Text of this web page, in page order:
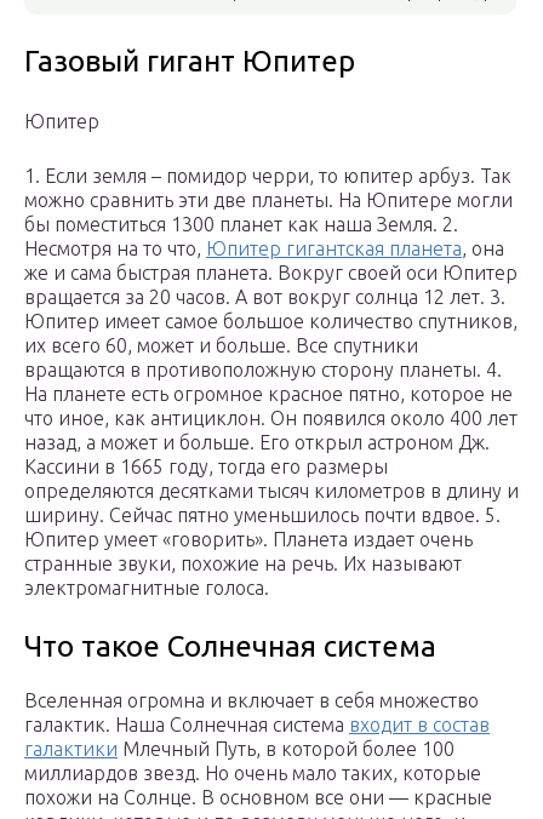
Газовый гигант Юпитер
Юпитер
1. Если земля – помидор черри, то юпитер арбуз. Так
можно сравнить эти две планеты. На Юпитере могли
бы поместиться 1300 планет как наша Земля. 2.
Несмотря на то что, Юпитер гигантская планета, она
же и сама быстрая планета. Вокруг своей оси Юпитер
вращается за 20 часов. А вот вокруг солнца 12 лет. 3.
Юпитер имеет самое большое количество спутников,
их всего 60, может и больше. Все спутники
вращаются в противоположную сторону планеты. 4.
На планете есть огромное красное пятно, которое не
что иное, как антициклон. Он появился около 400 лет
назад, а может и больше. Его открыл астроном Дж.
Кассини в 1665 году, тогда его размеры
определяются десятками тысяч километров в длину и
ширину. Сейчас пятно уменьшилось почти вдвое. 5.
Юпитер умеет «говорить». Планета издает очень
странные звуки, похожие на речь. Их называют
электромагнитные голоса.
Что такое Солнечная система
Вселенная огромна и включает в себя множество
галактик. Наша Солнечная система входит в состав
галактики Млечный Путь, в которой более 100
миллиардов звезд. Но очень мало таких, которые
похожи на Солнце. В основном все они — красные